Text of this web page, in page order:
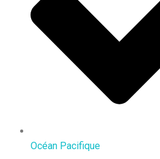
Océan Pacifique